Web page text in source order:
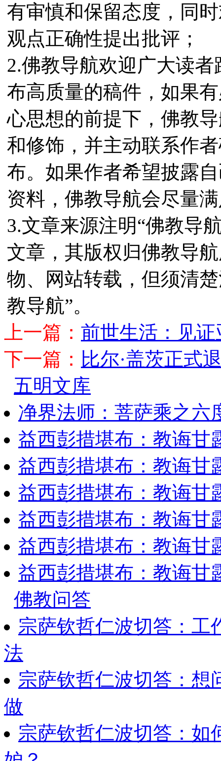
有审慎和保留态度，同
观点正确性提出批评；
2.佛教导航欢迎广大读
布高质量的稿件，如果
心思想的前提下，佛教
和修饰，并主动联系作
布。如果作者希望披露
资料，佛教导航会尽量
3.文章来源注明“佛教导
文章，其版权归佛教导
物、网站转载，但须清
教导航”。
上一篇： 前世生活：见
下一篇： 比尔·盖茨正式
五明文库
净界法师：菩萨乘之
益西彭措堪布：教诲甘
益西彭措堪布：教诲甘
益西彭措堪布：教诲甘
益西彭措堪布：教诲甘
益西彭措堪布：教诲甘
益西彭措堪布：教诲甘
佛教问答
宗萨钦哲仁波切答：工
法
宗萨钦哲仁波切答：想
做
宗萨钦哲仁波切答：如